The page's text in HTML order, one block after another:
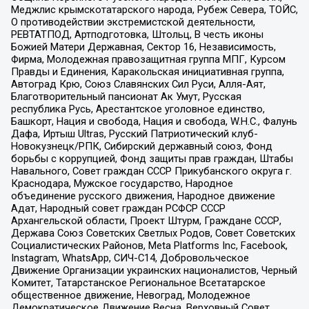
Меджлис крымскотатарского народа, Рубеж Севера, ТОЙС,
О противодействии экстремистской деятельности,
РЕВТАТПОД, Артподготовка, Штольц, В честь иконы
Божией Матери Державная, Сектор 16, Независимость,
Фирма, Молодежная правозащитная группа МПГ, Курсом
Правды и Единения, Каракольская инициативная группа,
Автоград Крю, Союз Славянских Сил Руси, Алля-Аят,
Благотворительный пансионат Ак Умут, Русская
республика Русь, Арестантское уголовное единство,
Башкорт, Нация и свобода, Нация и свобода, W.H.С., Фалунь
Дафа, Иртыш Ultras, Русский Патриотический клуб-
Новокузнецк/РПК, Сибирский державный союз, Фонд
борьбы с коррупцией, Фонд защиты прав граждан, Штабы
Навального, Совет граждан СССР Прикубанского округа г.
Краснодара, Мужское государство, Народное
объединение русского движения, Народное движение
Адат, Народный совет граждан РСФСР СССР
Архангельской области, Проект Штурм, Граждане СССР,
Держава Союз Советских Светлых Родов, Совет Советских
Социалистических Районов, Meta Platforms Inc, Facebook,
Instagram, WhatsApp, СИЧ-С14, Добровольческое
Движение Организации украинских националистов, Черный
Комитет, Татарстанское Региональное Всетатарское
общественное движение, Невоград, Молодежное